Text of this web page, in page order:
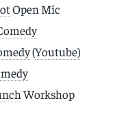
Open Mic
(Youtube)
Workshop